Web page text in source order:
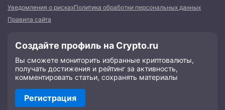
Уведомления о рискахПолитика обработки персональных данных
Правила сайта
Создайте профиль на Crypto.ru
Вы сможете мониторить избранные криптовалюты,
получать достижения и рейтинг за активность,
комментировать статьи, сохранять материалы
Регистрация